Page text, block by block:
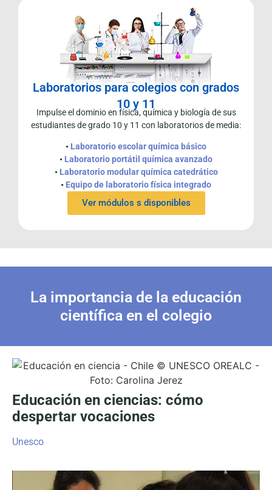
Laboratorios para colegios con grados
10 y 11
Impulse el dominio en física, química y biología de sus
estudiantes de grado 10 y 11 con laboratorios de media:
• Laboratorio escolar química básico
• Laboratorio portátil química avanzado
• Laboratorio modular química catedrático
• Equipo de laboratorio física integrado
Ver módulos s disponibles
La importancia de la educación
científica en el colegio
Educación en ciencias: cómo
despertar vocaciones
Unesco